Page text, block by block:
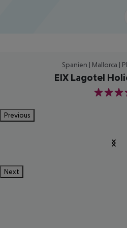
Spanien | Mallorca |
EIX Lagotel
4
Previous
Next